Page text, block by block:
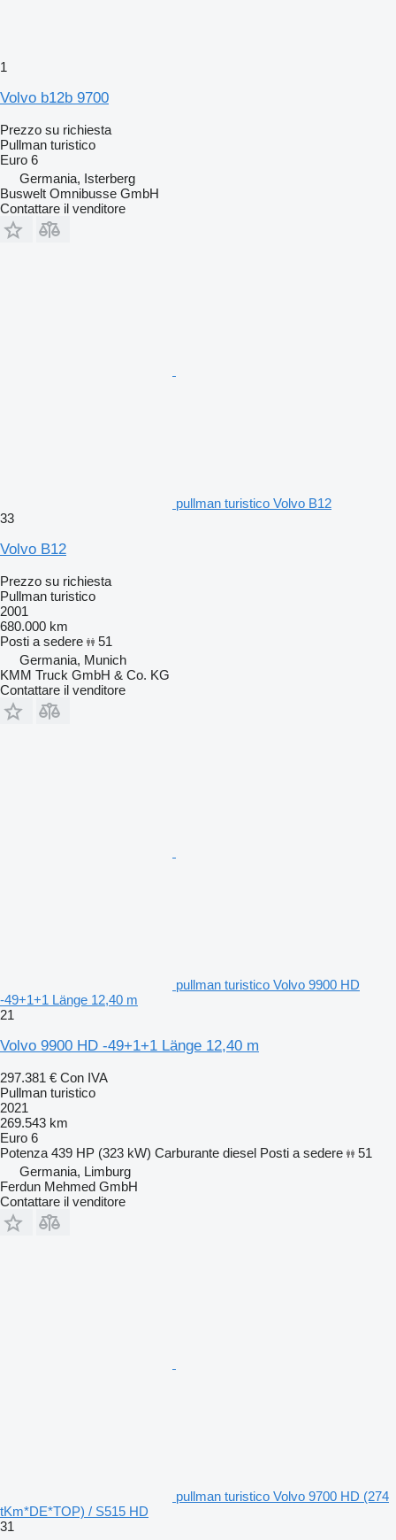
1
Volvo b12b 9700
Prezzo su richiesta
Pullman turistico
Euro 6
Germania, Isterberg
Buswelt Omnibusse GmbH
Contattare il venditore
pullman turistico Volvo B12
33
Volvo B12
Prezzo su richiesta
Pullman turistico
2001
680.000 km
Posti a sedere
51
Germania, Munich
KMM Truck GmbH & Co. KG
Contattare il venditore
pullman turistico Volvo 9900 HD
-49+1+1 Länge 12,40 m
21
Volvo 9900 HD -49+1+1 Länge 12,40 m
297.381 € Con IVA
Pullman turistico
2021
269.543 km
Euro 6
Potenza 439 HP (323 kW) Carburante diesel Posti a sedere
51
Germania, Limburg
Ferdun Mehmed GmbH
Contattare il venditore
pullman turistico Volvo 9700 HD (274
tKm*DE*TOP) / S515 HD
31